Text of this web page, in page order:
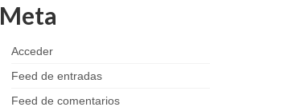
Meta
Acceder
Feed de entradas
Feed de comentarios